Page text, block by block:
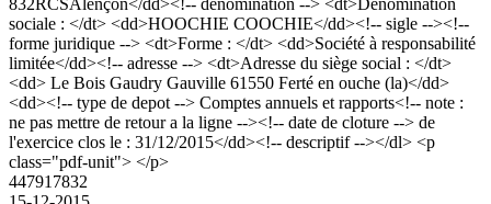
sociale : </dt> <dd>HOOCHIE COOCHIE</dd><!-- sigle --><!--
forme juridique --> <dt>Forme : </dt> <dd>Société à responsabilité
limitée</dd><!-- adresse --> <dt>Adresse du siège social : </dt>
<dd> Le Bois Gaudry Gauville 61550 Ferté en ouche (la)</dd>
<dd><!-- type de depot --> Comptes annuels et rapports<!-- note :
ne pas mettre de retour a la ligne --><!-- date de cloture --> de
l'exercice clos le : 31/12/2015</dd><!-- descriptif --></dl> <p
class="pdf-unit"> </p>
447917832